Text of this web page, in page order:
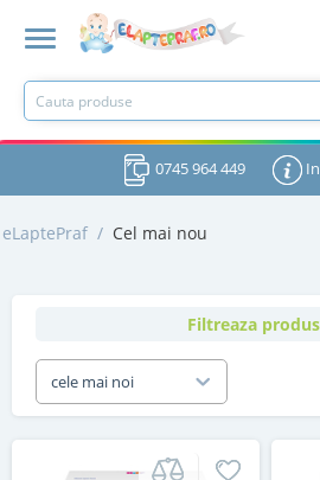
0745 964 449
eLaptePraf / Cel mai nou
Filtreaza
cele mai noi